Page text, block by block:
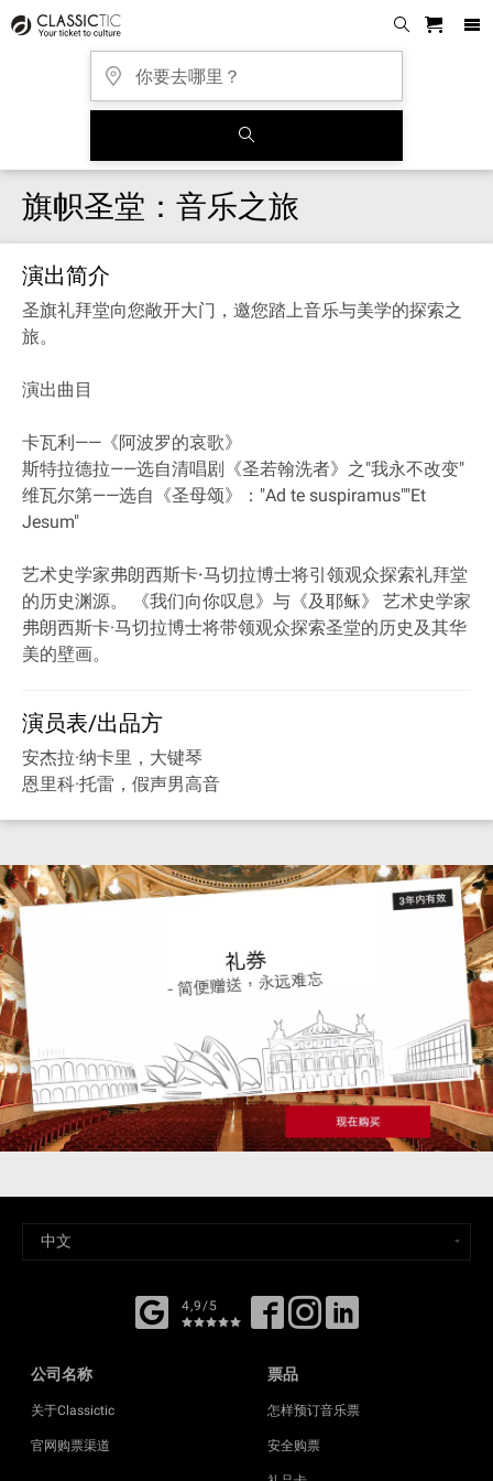
旗帜圣堂：音乐之旅
演出简介
圣旗礼拜堂向您敞开大门，邀您踏上音乐与美学的探索之
旅。
演出曲目
卡瓦利——《阿波罗的哀歌》
斯特拉德拉——选自清唱剧《圣若翰洗者》之"我永不改变"
维瓦尔第——选自《圣母颂》："Ad te suspiramus""Et
Jesum"
艺术史学家弗朗西斯卡·马切拉博士将引领观众探索礼拜堂
的历史渊源。 《我们向你叹息》与《及耶稣》 艺术史学家
弗朗西斯卡·马切拉博士将带领观众探索圣堂的历史及其华
美的壁画。
演员表/出品方
安杰拉·纳卡里，大键琴
恩里科·托雷，假声男高音
4,9/5
公司名称
关于Classictic
官网购票渠道
票品
怎样预订音乐票
安全购票